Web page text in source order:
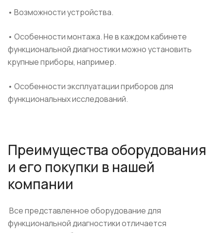
• Возможности устройства.
• Особенности монтажа.Не в каждом кабинете
функциональной диагностики можно установить
крупные приборы, например.
• Особенности эксплуатации приборов для
функциональных исследований.
Преимущества оборудования
и его покупки в нашей
компании
Все представленное оборудование для
функциональной диагностики отличается